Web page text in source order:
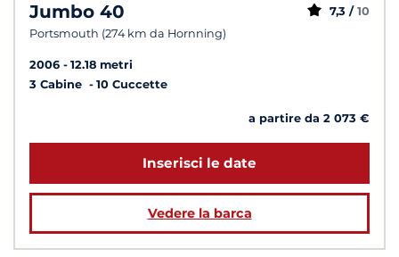
Jumbo 40
Portsmouth (274 km da Hornning)
7,3 / 10
2006
12.18 metri
3 Cabine
10 Cuccette
a partire da 2 073 €
Inserisci le date
Vedere la barca